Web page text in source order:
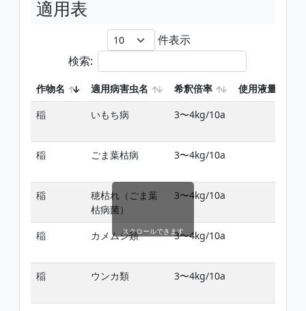
適用表
件表示
検索:
作物名 適用病害虫名 希釈倍率 使用液量
稲
いもち病 3〜4kg/10a
稲
ごま葉枯病 3〜4kg/10a
稲
穂枯れ（ごま葉
枯病菌）
3〜4kg/10a
稲
カメムシ類 3〜4kg/10a
稲
ウンカ類 3〜4kg/10a
スクロールできます